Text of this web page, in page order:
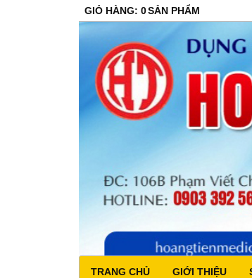
GIỎ HÀNG: 0SẢN PHẨM
TRANG CHỦ GIỚI THIỆU